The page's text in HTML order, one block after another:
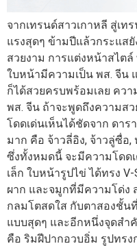
จากเทรนด์สาวเกาหลี สู่เท
แรงสุดๆ ข้ามปีแล้วกระแส
สวยงาม การแต่งหน้าสไต
ใบหน้ามีความเป็น พส. จีน
ก็ได้สวยครบพร้อมเลย คว
พส. จีน ถ้าจะพูดถึงความส
โดดเด่นเห็นได้ชัดจาก ดา
มาก คือ จ้าวลี่อิง, จ้าวลู่ซื่อ,
ซึ่งทั้งหมดนี้ จะมีความโดด
เล็ก ใบหน้ารูปไข่ ได้ทรง
ผาก และจมูกที่มีความโด่ง
กลมโตสดใส กับตาสองชั้น
แบบสุดๆ และอีกหนึ่งจุดส
คือ ริมฝีปากอวบอิ่ม รูปทร